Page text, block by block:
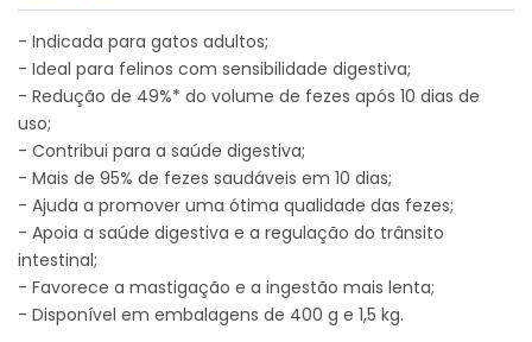
- Indicada para gatos adultos;
- Ideal para felinos com sensibilidade digestiva;
- Redução de 49%* do volume de fezes após 10 dias de
uso;
- Contribui para a saúde digestiva;
- Mais de 95% de fezes saudáveis em 10 dias;
- Ajuda a promover uma ótima qualidade das fezes;
- Apoia a saúde digestiva e a regulação do trânsito
intestinal;
- Favorece a mastigação e a ingestão mais lenta;
- Disponível em embalagens de 400 g e 1,5 kg.